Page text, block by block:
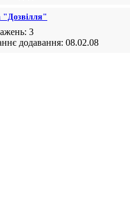
"Дозвілля"
3
додавання: 08.02.08